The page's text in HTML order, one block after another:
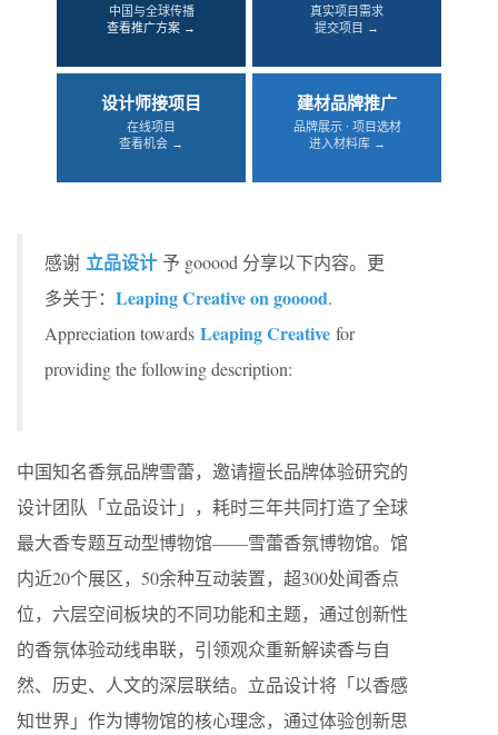
中国与全球传播
查看推广方案 →
真实项目需求
提交项目 →
设计师接项目
在线项目
查看机会 →
建材品牌推广
品牌展示 · 项目选材
进入材料库 →
感谢 立品设计 予 gooood 分享以下内容。更
多关于： Leaping Creative on gooood.
Appreciation towards Leaping Creative for
providing the following description:
中国知名香氛品牌雪蕾，邀请擅长品牌体验研究的
设计团队「立品设计」，耗时三年共同打造了全球
最大香专题互动型博物馆——雪蕾香氛博物馆。馆
内近20个展区，50余种互动装置，超300处闻香点
位，六层空间板块的不同功能和主题，通过创新性
的香氛体验动线串联，引领观众重新解读香与自
然、历史、人文的深层联结。立品设计将「以香感
知世界」作为博物馆的核心理念，通过体验创新思